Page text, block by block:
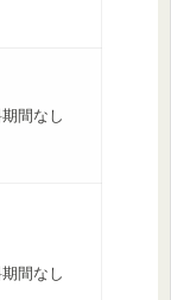
間なし
間なし